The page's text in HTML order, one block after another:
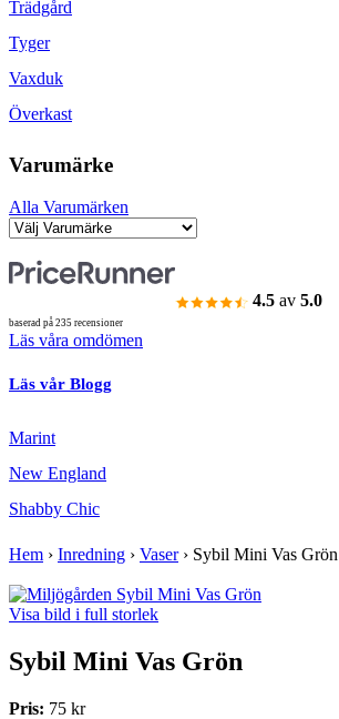
Trädgård
Tyger
Vaxduk
Överkast
Varumärke
Alla Varumärken
4.5 av 5.0
baserad på 235 recensioner
Läs våra omdömen
Läs vår Blogg
Marint
New England
Shabby Chic
Hem › Inredning › Vaser› Sybil Mini Vas Grön
Visa bild i full storlek
Sybil Mini Vas Grön
Pris: 75 kr